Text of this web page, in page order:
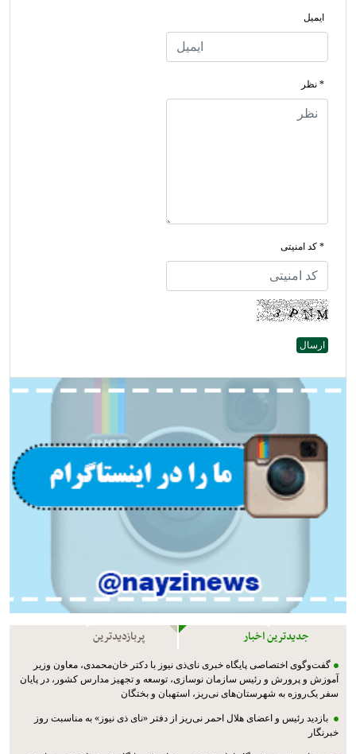
ایمیل
* نظر
* کد امنیتی
جدیدترین اخبار پربازدیدترین
گفت‌وگوی اختصاصی پایگاه خبری نای‌ذی نیوز با دکتر خان‌محمدی، معاون وزیر
آموزش و پرورش و رئیس سازمان نوسازی، توسعه و تجهیز مدارس کشور، در پایان
سفر یک‌روزه به شهرستان‌های نی‌ریز، استهبان و بختگان
بازدید رئیس و اعضای هلال احمر نی‌ریز از دفتر «نای ذی نیوز» به مناسبت روز
خبرنگار